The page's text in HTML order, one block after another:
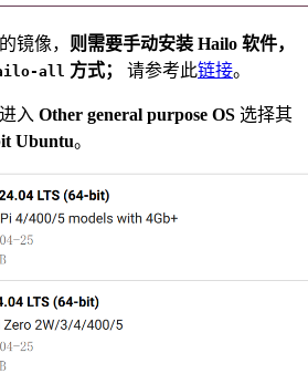
镜像， 则需要手动安装 Hailo 软件，
all 方式； 请参考此链接。
入 Other general purpose OS 选择其
Ubuntu。